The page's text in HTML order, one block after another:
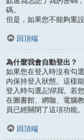
碼。
但是，如果您不能夠重
回頂端
為什麼我會自動登出？
如果您在登入時沒有勾選
內保持登入狀態。這樣
登入時勾選記得我。若
在圖書館、網咖、電腦
員已經關閉了這項功能。
回頂端